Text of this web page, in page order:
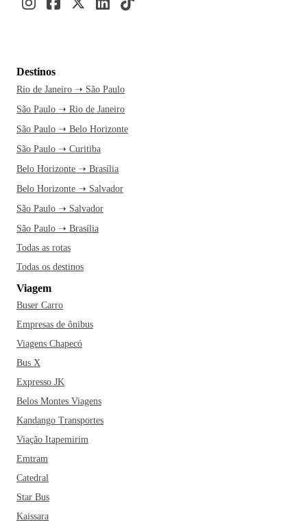
Destinos
Rio de Janeiro ➝ São Paulo
São Paulo ➝ Rio de Janeiro
São Paulo ➝ Belo Horizonte
São Paulo ➝ Curitiba
Belo Horizonte ➝ Brasília
Belo Horizonte ➝ Salvador
São Paulo ➝ Salvador
São Paulo ➝ Brasília
Todas as rotas
Todas os destinos
Viagem
Buser Carro
Empresas de ônibus
Viagens Chapecó
Bus X
Expresso JK
Belos Montes Viagens
Kandango Transportes
Viação Itapemirim
Emtram
Catedral
Star Bus
Kaissara